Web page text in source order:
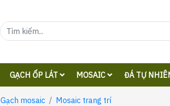
GẠCH ỐP LÁT MOSAIC ĐÁ TỰ
Gạch mosaic Mosaic trang trí